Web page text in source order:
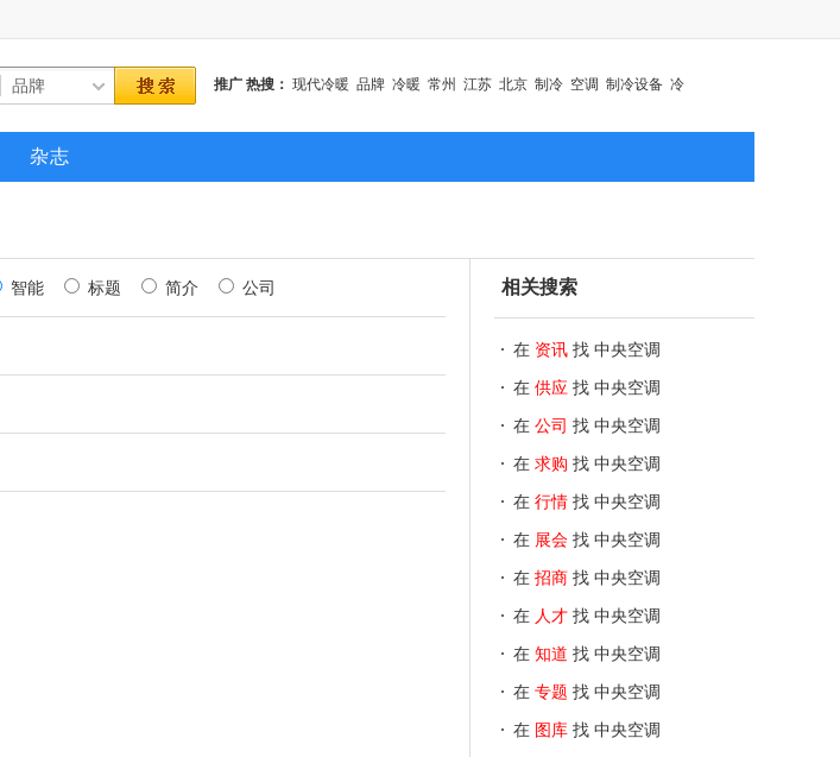
推广 热搜： 现代冷暖 品牌 冷暖 常州 江苏 北京 制冷 空调 制冷设备 冷
杂志
智能 标题 简介 公司 相关搜索
在 资讯 找 中央空调
在 供应 找 中央空调
在 公司 找 中央空调
在 求购 找 中央空调
在 行情 找 中央空调
在 展会 找 中央空调
在 招商 找 中央空调
在 人才 找 中央空调
在 知道 找 中央空调
在 专题 找 中央空调
在 图库 找 中央空调